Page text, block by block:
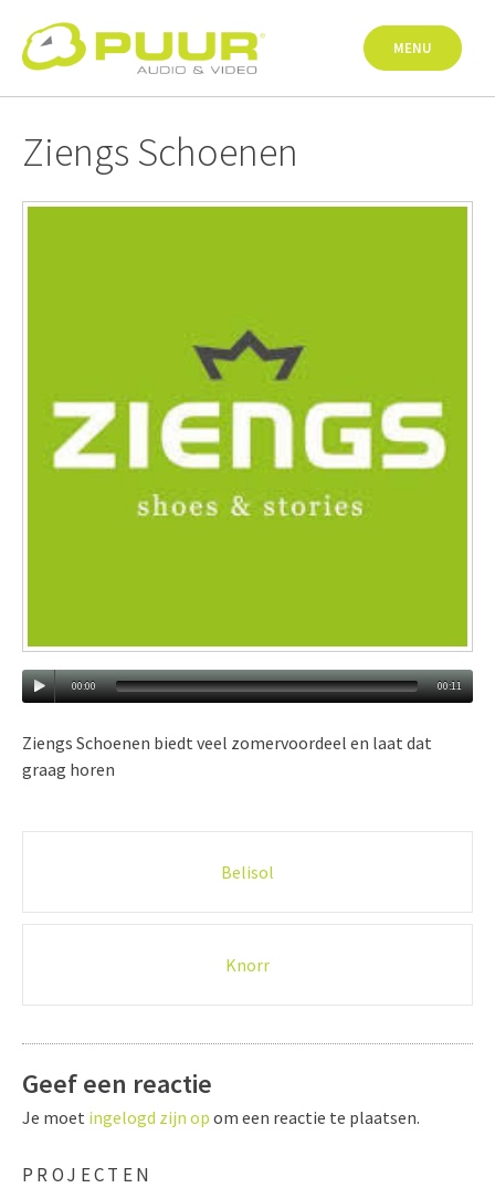
content
MENU
Ziengs Schoenen
00:00 00:11
Ziengs Schoenen biedt veel zomervoordeel en laat dat
graag horen
Belisol
Knorr
Geef een reactie
Je moet ingelogd zijn op om een reactie te plaatsen.
PROJECTEN